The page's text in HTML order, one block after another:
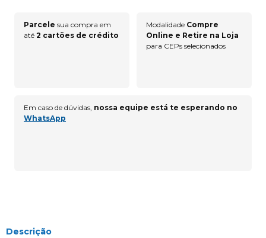
Parcele sua compra em
até 2 cartões de crédito
Modalidade Compre
Online e Retire na Loja
para CEPs selecionados
Em caso de dúvidas, nossa equipe está te esperando no
WhatsApp
Descrição